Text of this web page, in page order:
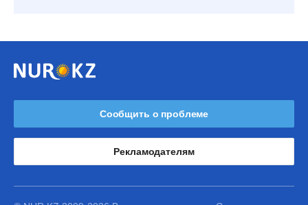
Сообщить о проблеме
Рекламодателям